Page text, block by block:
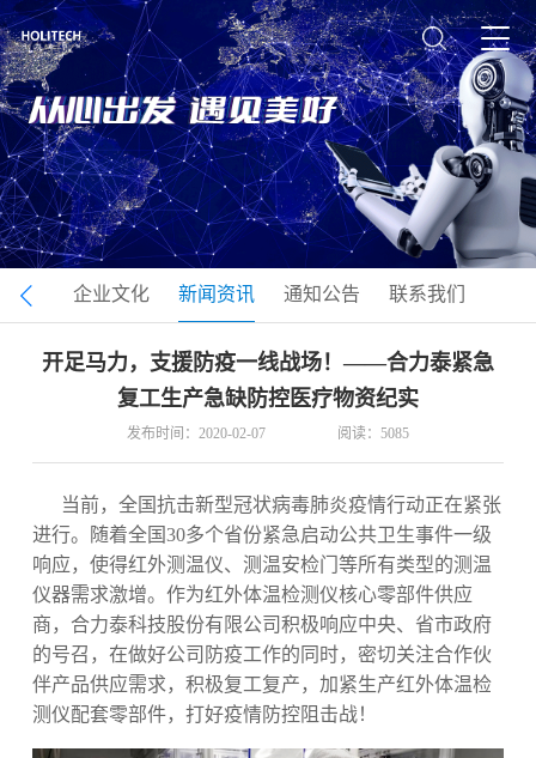
绍 企业文化 新闻资讯 通知公告 联系我们
开足马力，支援防疫一线战场！——合力泰紧急
复工生产急缺防控医疗物资纪实
发布时间：2020-02-07 阅读：5085
当前，全国抗击新型冠状病毒肺炎疫情行动正在紧张
进行。随着全国30多个省份紧急启动公共卫生事件一级
响应，使得红外测温仪、测温安检门等所有类型的测温
仪器需求激增。作为红外体温检测仪核心零部件供应
商，合力泰科技股份有限公司积极响应中央、省市政府
的号召，在做好公司防疫工作的同时，密切关注合作伙
伴产品供应需求，积极复工复产，加紧生产红外体温检
测仪配套零部件，打好疫情防控阻击战！